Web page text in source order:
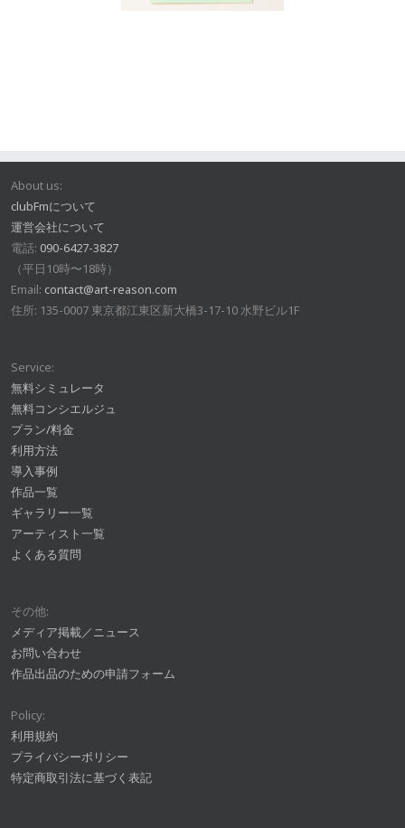
About us:
clubFmについて
運営会社について
電話: 090-6427-3827
（平日10時〜18時）
Email: contact@art-reason.com
住所: 135-0007 東京都江東区新大橋3-17-10 水野ビル1F
Service:
無料シミュレータ
無料コンシエルジュ
プラン/料金
利用方法
導入事例
作品一覧
ギャラリー一覧
アーティスト一覧
よくある質問
その他:
メディア掲載／ニュース
お問い合わせ
作品出品のための申請フォーム
Policy:
利用規約
プライバシーポリシー
特定商取引法に基づく表記